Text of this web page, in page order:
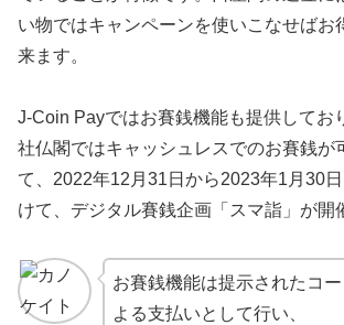
い物ではキャンペーンを使いこなせばお
来ます。
J-Coin Payではお賽銭機能も提供してお
社仏閣ではキャッシュレスでのお賽銭が
て、2022年12月31日から2023年1月30
けて、デジタル賽銭企画「スマ詣」が開
お賽銭機能は提示されたコ
よる支払いとして行い、